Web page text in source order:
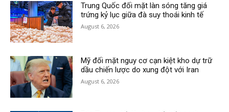
Trung Quốc đối mặt làn sóng tăng giá
trứng kỷ lục giữa đà suy thoái kinh tế
August 6, 2026
Mỹ đối mặt nguy cơ cạn kiệt kho dự trữ
dầu chiến lược do xung đột với Iran
August 6, 2026